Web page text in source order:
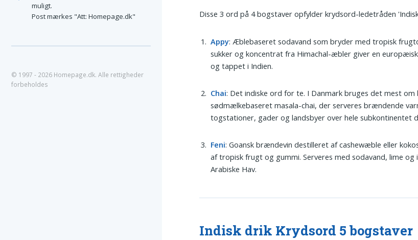
Disse 3 ord på 4 bogstaver opfylder krydsord-ledetråden
Appy: Æblebaseret sodavand som bryder med tropisk
sukker og koncentrat fra Himachal-æbler giver en
og tappet i Indien.
Chai: Det indiske ord for te. I Danmark bruges det mest om
sødmælkebaseret masala-chai, der serveres brændende
togstationer, gader og landsbyer over hele subkontinentet
Feni: Goansk brændevin destilleret af cashewæble eller
af tropisk frugt og gummi. Serveres med sodavand, lime og
Arabiske Hav.
Indisk drik Krydsord 5 bogstaver
muligt.
Post mærkes "Att: Homepage.dk"
© 1997 - 2026 Homepage.dk. Alle rettigheder
forbeholdes